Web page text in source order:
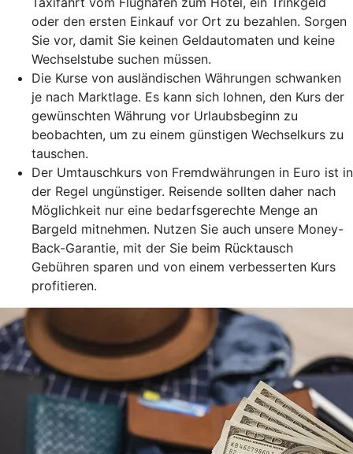
oder den ersten Einkauf vor Ort zu bezahlen. Sorgen
Sie vor, damit Sie keinen Geldautomaten und keine
Wechselstube suchen müssen.
Die Kurse von ausländischen Währungen schwanken
je nach Marktlage. Es kann sich lohnen, den Kurs der
gewünschten Währung vor Urlaubsbeginn zu
beobachten, um zu einem günstigen Wechselkurs zu
tauschen.
Der Umtauschkurs von Fremdwährungen in Euro ist in
der Regel ungünstiger. Reisende sollten daher nach
Möglichkeit nur eine bedarfsgerechte Menge an
Bargeld mitnehmen. Nutzen Sie auch unsere Money-
Back-Garantie, mit der Sie beim Rücktausch
Gebühren sparen und von einem verbesserten Kurs
profitieren.